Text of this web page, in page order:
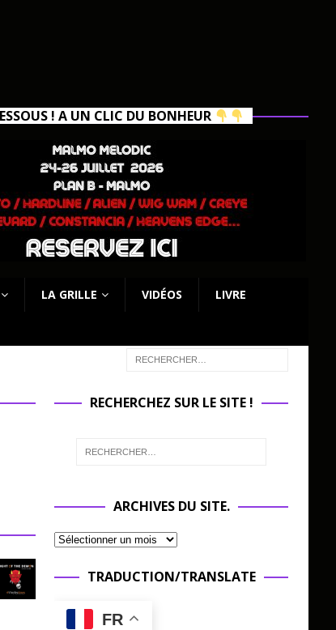
! A UN CLIC DU BONHEUR
LA GRILLE VIDÉOS LIVRE
RECHERCHEZ SUR LE SITE !
ARCHIVES DU SITE.
TRADUCTION/TRANSLATE
FR